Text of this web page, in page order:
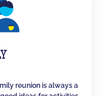
reunion is always a